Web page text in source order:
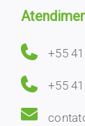
+55
+55